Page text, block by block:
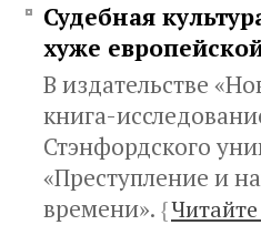
Судебная
хуже
В издательстве
книга-
Стэнфордского
«Преступление и
времени». {